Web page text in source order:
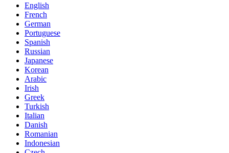
English
French
German
Portuguese
Spanish
Russian
Japanese
Korean
Arabic
Irish
Greek
Turkish
Italian
Danish
Romanian
Indonesian